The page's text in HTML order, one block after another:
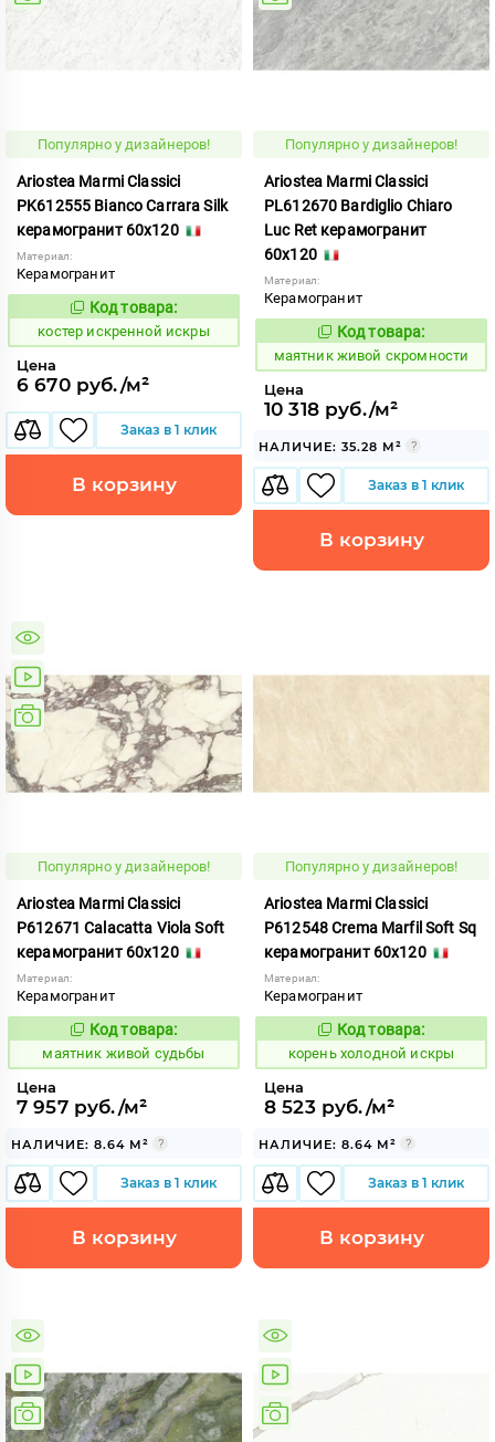
Популярно у дизайнеров!
Ariostea Marmi Classici
PK612555 Bianco Carrara Silk
керамогранит 60x120
Материал:
Керамогранит
801409
Код товара:
костер искренной искры
Цена
6 670 руб./м²
Заказ в 1 клик
В корзину
Популярно у дизайнеров!
Ariostea Marmi Classici
PL612670 Bardiglio Chiaro
Luc Ret керамогранит
60x120
Материал:
Керамогранит
925343
Код товара:
маятник живой скромности
Цена
10 318 руб./м²
НАЛИЧИЕ: 35.28 М²
Заказ в 1 клик
В корзину
Популярно у дизайнеров!
Ariostea Marmi Classici
P612671 Calacatta Viola Soft
керамогранит 60x120
Материал:
Керамогранит
925349
Код товара:
маятник живой судьбы
Цена
7 957 руб./м²
НАЛИЧИЕ: 8.64 М²
Заказ в 1 клик
В корзину
Популярно у дизайнеров!
Ariostea Marmi Classici
P612548 Crema Marfil Soft Sq
керамогранит 60x120
Материал:
Керамогранит
795409
Код товара:
корень холодной искры
Цена
8 523 руб./м²
НАЛИЧИЕ: 8.64 М²
Заказ в 1 клик
В корзину